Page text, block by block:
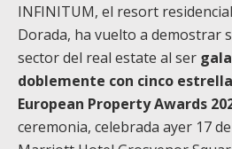
INFINITUM, el resort
Dorada, ha vuelto a demostrar
sector del real estate al ser
doblemente con cinco
European Property Awards
ceremonia, celebrada ayer 17